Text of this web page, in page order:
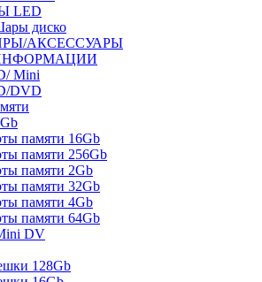
LED
диско
АКСЕССУАРЫ
Mini
DVD
памяти 16Gb
памяти 256Gb
памяти 2Gb
памяти 32Gb
памяти 4Gb
памяти 64Gb
DV
128Gb